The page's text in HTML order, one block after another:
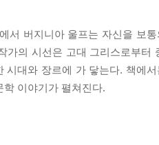
서 버지니아 울프는 자신을 보
의 시선은 고대 그리스로부
대와 장르에 가 닿는다. 책에
이야기가 펼쳐진다.